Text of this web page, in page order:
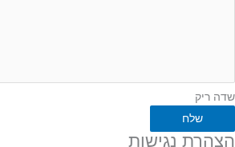
שדה ריק
שלח
הצהרת נגישות